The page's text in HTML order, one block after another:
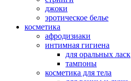
джоки
эротическое белье
косметика
афродизиаки
интимная гигиена
для оральных ласк
тампоны
косметика для тела